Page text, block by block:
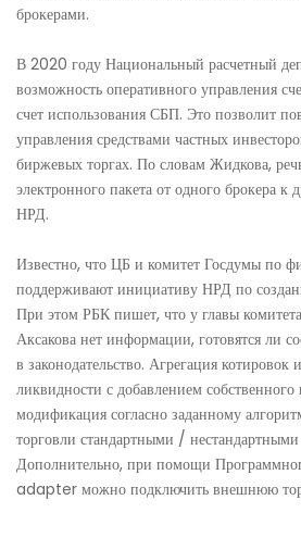
брокерами.
В 2020 году Национальный расчетный
возможность оперативного управления
счет использования СБП. Это позволит
управления средствами частных
биржевых торгах. По словам Жидкова,
электронного пакета от одного брокера к
НРД.
Известно, что ЦБ и комитет Госдумы по
поддерживают инициативу НРД по
При этом РБК пишет, что у главы
Аксакова нет информации, готовятся ли
в законодательство. Агрегация котировок
ликвидности с добавлением
модификация согласно заданному
торговли стандартными /
Дополнительно, при помощи
adapter можно подключить внешнюю